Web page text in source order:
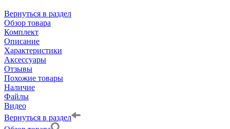
Вернуться в раздел
Обзор товара
Комплект
Описание
Характеристики
Аксессуары
Отзывы
Похожие товары
Наличие
Файлы
Видео
Вернуться в раздел